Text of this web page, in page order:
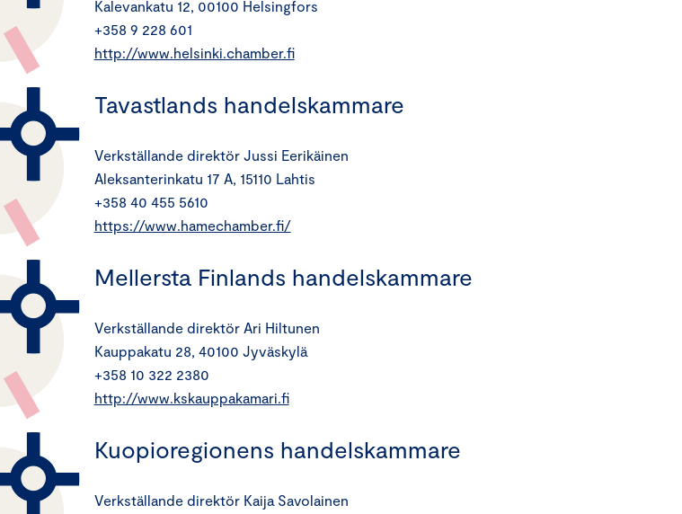
Kalevankatu 12, 00100 Helsingfors
+358 9 228 601
http://www.helsinki.chamber.fi
Tavastlands handelskammare
Verkställande direktör Jussi Eerikäinen
Aleksanterinkatu 17 A, 15110 Lahtis
+358 40 455 5610
https://www.hamechamber.fi/
Mellersta Finlands handelskammare
Verkställande direktör Ari Hiltunen
Kauppakatu 28, 40100 Jyväskylä
+358 10 322 2380
http://www.kskauppakamari.fi
Kuopioregionens handelskammare
Verkställande direktör Kaija Savolainen